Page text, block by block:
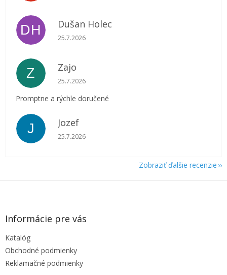
DH Dušan Holec
Hodnotenie obchodu je 5 z 5 hviezdičiek.
25.7.2026
Z Zajo
Hodnotenie obchodu je 5 z 5 hviezdičiek.
25.7.2026
Promptne a rýchle doručené
J Jozef
Hodnotenie obchodu je 5 z 5 hviezdičiek.
25.7.2026
Zobraziť ďalšie recenzie
Z
Informácie pre vás
Katalóg
Obchodné podmienky
Reklamačné podmienky